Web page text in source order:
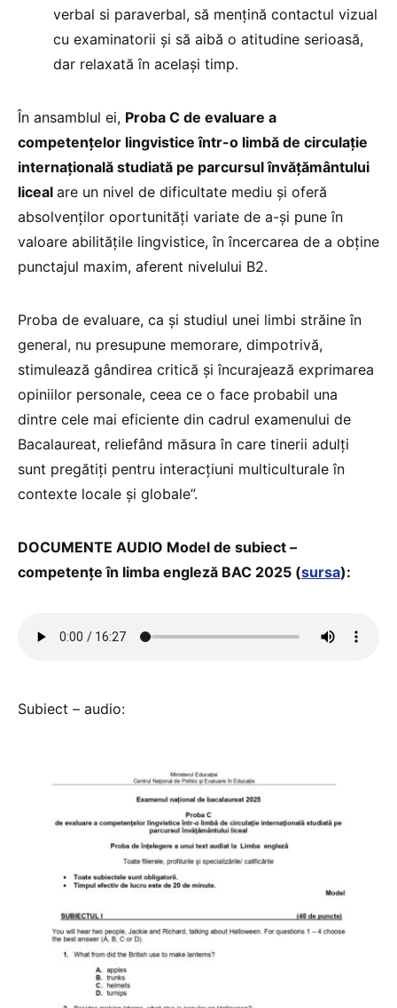
verbal si paraverbal, să mențină contactul vizual
cu examinatorii și să aibă o atitudine serioasă,
dar relaxată în același timp.
În ansamblul ei, Proba C de evaluare a
competențelor lingvistice într-o limbă de circulație
internațională studiată pe parcursul învățământului
liceal are un nivel de dificultate mediu și oferă
absolvenților oportunități variate de a-și pune în
valoare abilitățile lingvistice, în încercarea de a obține
punctajul maxim, aferent nivelului B2.
Proba de evaluare, ca și studiul unei limbi străine în
general, nu presupune memorare, dimpotrivă,
stimulează gândirea critică și încurajează exprimarea
opiniilor personale, ceea ce o face probabil una
dintre cele mai eficiente din cadrul examenului de
Bacalaureat, reliefând măsura în care tinerii adulți
sunt pregătiți pentru interacțiuni multiculturale în
contexte locale și globale”.
DOCUMENTE AUDIO Model de subiect –
competențe în limba engleză BAC 2025 (sursa):
Subiect – audio: